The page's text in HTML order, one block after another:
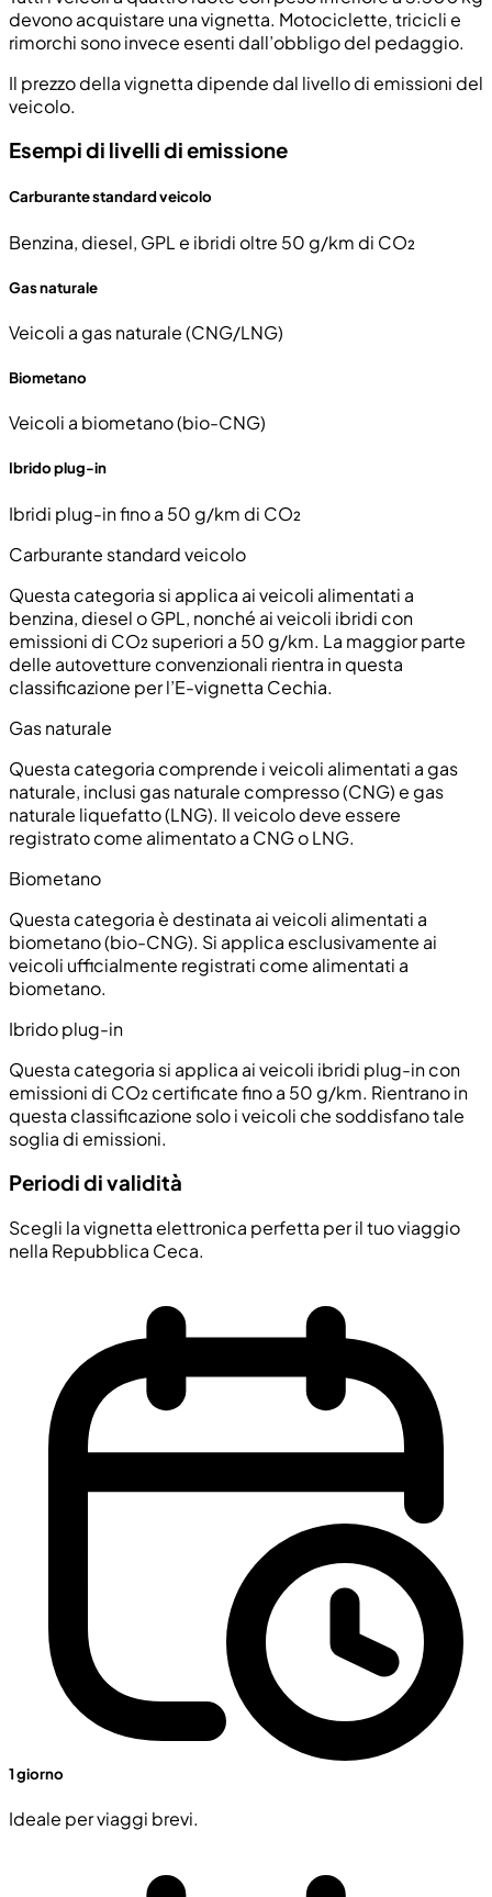
devono acquistare una vignetta. Motociclette, tricicli e
rimorchi sono invece esenti dall’obbligo del pedaggio.
Il prezzo della vignetta dipende dal livello di emissioni del
veicolo.
Esempi di livelli di emissione
Carburante standard veicolo
Benzina, diesel, GPL e ibridi oltre 50 g/km di CO₂
Gas naturale
Veicoli a gas naturale (CNG/LNG)
Biometano
Veicoli a biometano (bio-CNG)
Ibrido plug-in
Ibridi plug-in fino a 50 g/km di CO₂
Carburante standard veicolo
Questa categoria si applica ai veicoli alimentati a
benzina, diesel o GPL, nonché ai veicoli ibridi con
emissioni di CO₂ superiori a 50 g/km. La maggior parte
delle autovetture convenzionali rientra in questa
classificazione per l’E-vignetta Cechia.
Gas naturale
Questa categoria comprende i veicoli alimentati a gas
naturale, inclusi gas naturale compresso (CNG) e gas
naturale liquefatto (LNG). Il veicolo deve essere
registrato come alimentato a CNG o LNG.
Biometano
Questa categoria è destinata ai veicoli alimentati a
biometano (bio-CNG). Si applica esclusivamente ai
veicoli ufficialmente registrati come alimentati a
biometano.
Ibrido plug-in
Questa categoria si applica ai veicoli ibridi plug-in con
emissioni di CO₂ certificate fino a 50 g/km. Rientrano in
questa classificazione solo i veicoli che soddisfano tale
soglia di emissioni.
Periodi di validità
Scegli la vignetta elettronica perfetta per il tuo viaggio
nella Repubblica Ceca.
1 giorno
Ideale per viaggi brevi.